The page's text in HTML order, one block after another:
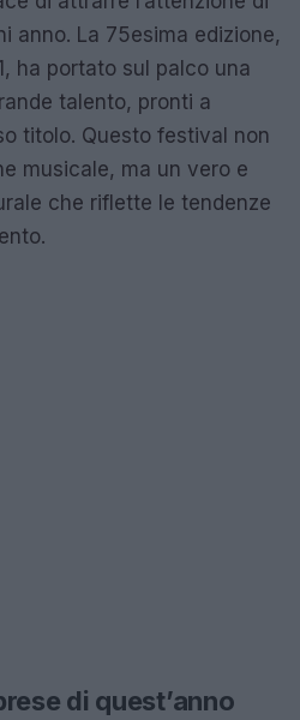
anno. La 75esima edizione,
ha portato sul palco una
talento, pronti a
titolo. Questo festival non
musicale, ma un vero e
che riflette le tendenze
di quest’anno